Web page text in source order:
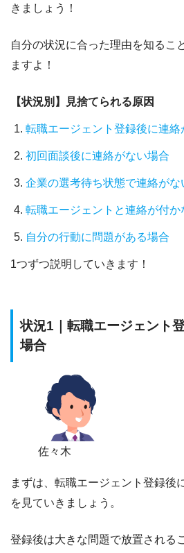
きましょう！
自分の状況に合った理由を知るこ
ますよ！
【状況別】見捨てられる原因
転職エージェント登録後に連絡
初回面談後に連絡がない場合
企業の選考待ち状態で連絡がな
転職エージェントと連絡が付か
自分の行動に問題がある場合
1つずつ説明していきます！
状況1｜転職エージェント
場合
佐々木
まずは、転職エージェント登録後
を見ていきましょう。
登録後は大きな問題で放置される